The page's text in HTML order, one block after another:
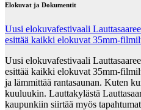
Elokuvat ja Dokumentit
Uusi elokuvafestivaali
esittää kaikki elokuvat 35mm-
Uusi elokuvafestivaali
esittää kaikki elokuvat 35mm-
ja lämmittää rantasaunan. Kuten
kuuluukin. Lauttakylästä
kaupunkiin siirtää myös